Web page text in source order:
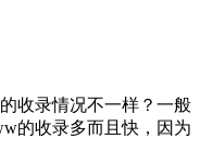
收录情况不一样？一般
的收录多而且快，因为